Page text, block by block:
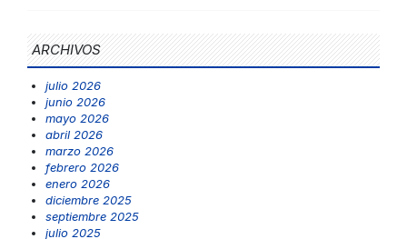
ARCHIVOS
julio 2026
junio 2026
mayo 2026
abril 2026
marzo 2026
febrero 2026
enero 2026
diciembre 2025
septiembre 2025
julio 2025